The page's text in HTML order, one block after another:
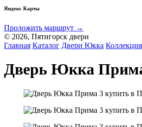
Яндекс Карты
Проложить маршрут →
© 2026, Пятигорск двери
Главная Каталог Двери Юкка
Дверь Юкка